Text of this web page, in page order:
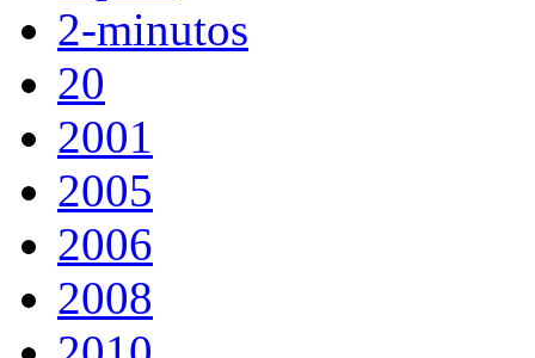
2-minutos
20
2001
2005
2006
2008